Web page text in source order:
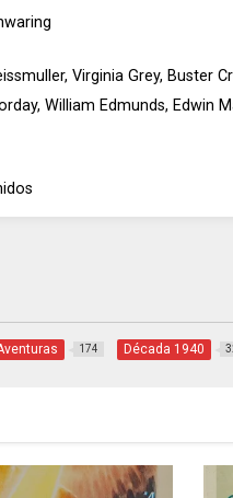
Virginia Grey, Buster
William Edmunds, Edwin
174 Década 1940